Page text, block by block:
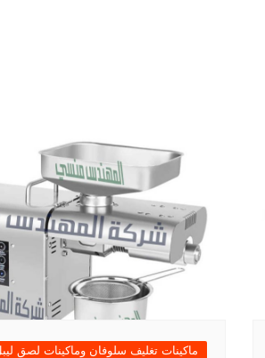
ماكينات تغليف سلوفان وماكينات لصق